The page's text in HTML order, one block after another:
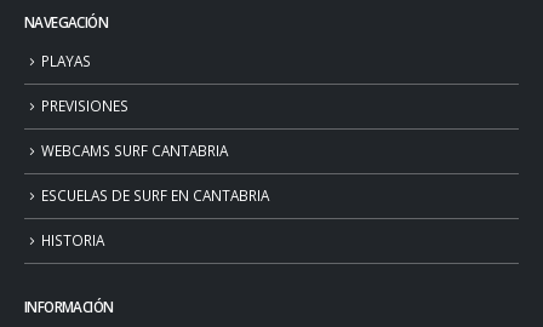
NAVEGACIÓN
PLAYAS
PREVISIONES
WEBCAMS SURF CANTABRIA
ESCUELAS DE SURF EN CANTABRIA
HISTORIA
INFORMACIÓN